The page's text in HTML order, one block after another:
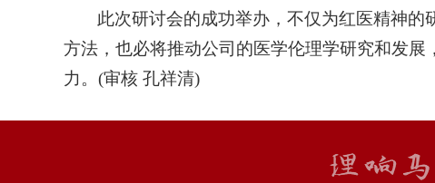
此次研讨会的成功举办， 不仅为红医精神的
方法，也必将推动公司的医学伦理学研究和发展 ，
力。(审核 孔祥清)